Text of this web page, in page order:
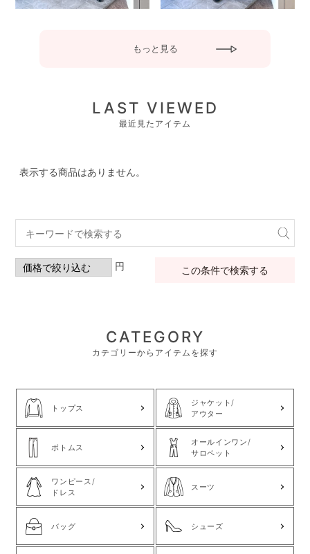
もっと見る
LAST VIEWED
最近見たアイテム
表示する商品はありません。
円 この条件で検索する
CATEGORY
カテゴリーからアイテムを探す
トップス
ジャケット/
アウター
ボトムス
オールインワン/
サロペット
ワンピース/
ドレス
スーツ
バッグ シューズ